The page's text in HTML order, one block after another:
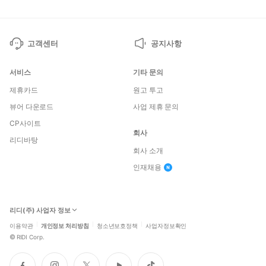
고객센터 공지사항
서비스
제휴카드
뷰어 다운로드
CP사이트
리디바탕
기타 문의
원고 투고
사업 제휴 문의
회사
회사 소개
인재채용
리디(주) 사업자 정보
이용약관 개인정보 처리방침 청소년보호정책 사업자정보확인
© RIDI Corp.